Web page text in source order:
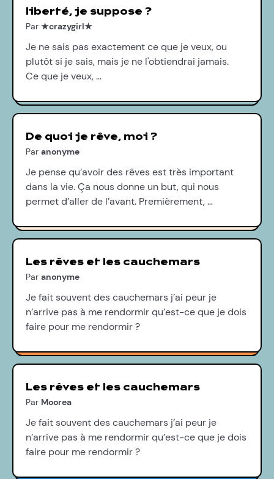
liberté, je suppose ?
Par ★crazygirl★
Je ne sais pas exactement ce que je veux, ou
plutôt si je sais, mais je ne l'obtiendrai jamais.
Ce que je veux, …
De quoi je rêve, moi ?
Par anonyme
Je pense qu’avoir des rêves est très important
dans la vie. Ça nous donne un but, qui nous
permet d’aller de l’avant. Premièrement, …
Les rêves et les cauchemars
Par anonyme
Je fait souvent des cauchemars j’ai peur je
n’arrive pas à me rendormir qu’est-ce que je dois
faire pour me rendormir ?
Les rêves et les cauchemars
Par Moorea
Je fait souvent des cauchemars j’ai peur je
n’arrive pas à me rendormir qu’est-ce que je dois
faire pour me rendormir ?